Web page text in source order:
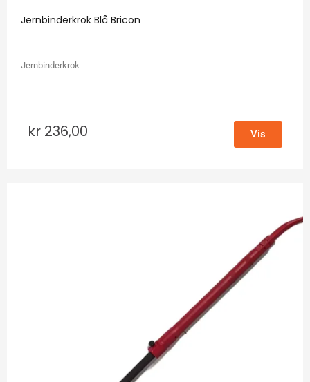
Jernbinderkrok Blå Bricon
Jernbinderkrok
kr 236,00 Vis